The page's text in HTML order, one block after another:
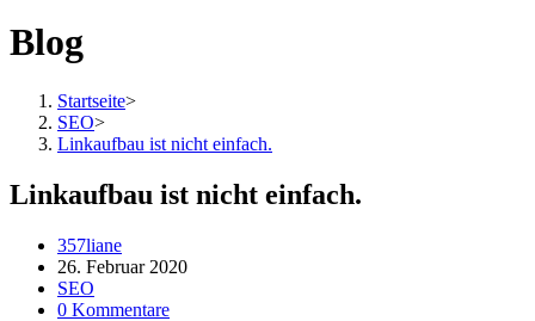
Blog
Startseite>
SEO>
Linkaufbau ist nicht einfach.
Linkaufbau ist nicht einfach.
Beitrags-
Autor:
357liane
Beitrag
veröffentlicht:
26. Februar 2020
Beitrags-
Kategorie:
SEO
Beitrags-
0 Kommentare